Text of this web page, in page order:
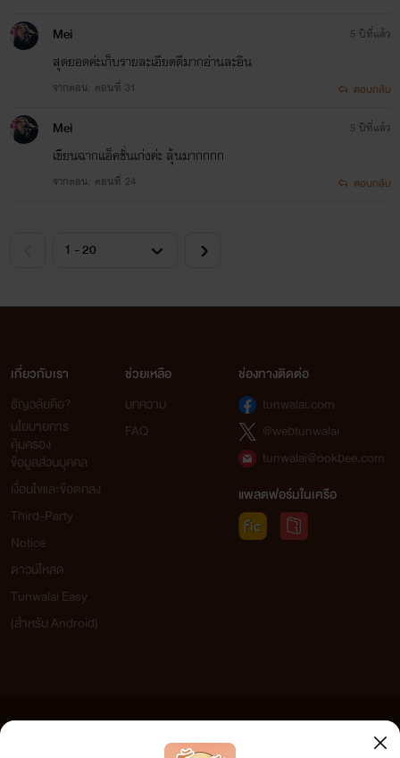
Mei
สุดยอดค่ะเก็บรายละเอียดดีมากอ่านละอิน
จากตอน: ตอนที่ 31
5 ปีที่แล้ว
ตอบกลับ
Mei
เขียนฉากแอ็คชั่นเก่งค่ะ ลุ้นมากกกก
จากตอน: ตอนที่ 24
5 ปีที่แล้ว
ตอบกลับ
เกี่ยวกับเรา
ธัญวลัยคือ?
นโยบายการ
คุ้มครอง
ข้อมูลส่วนบุคคล
เงื่อนไขและข้อตกลง
Third-Party
Notice
ดาวน์โหลด
Tunwalai Easy
(สำหรับ Android)
ช่วยเหลือ
บทความ
FAQ
ช่องทางติดต่อ
tunwalai.com
@webtunwalai
tunwalai@ookbee.com
แพลตฟอร์มในเครือ
เว็บไซต์แห่งนี้ไม่ได้เห็นด้วยและไม่ขอรับผิดชอบต่อข้อความใดๆ ทั้งสิ้น ดังนั้นผู้อ่านทุกท่านโปรดใช้